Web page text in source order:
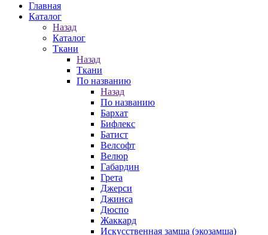
Главная
Каталог
Назад
Каталог
Ткани
Назад
Ткани
По названию
Назад
По названию
Бархат
Бифлекс
Батист
Велсофт
Велюр
Габардин
Грета
Джерси
Джинса
Дюспо
Жаккард
Искусственная замша (экозамша)